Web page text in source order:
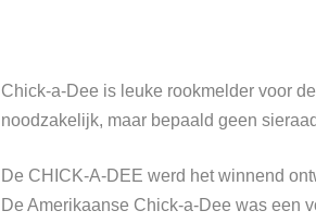
Chick-a-Dee is leuke rookmelder voor
noodzakelijk, maar bepaald geen
De CHICK-A-DEE werd het winnend
De Amerikaanse Chick-a-Dee was een